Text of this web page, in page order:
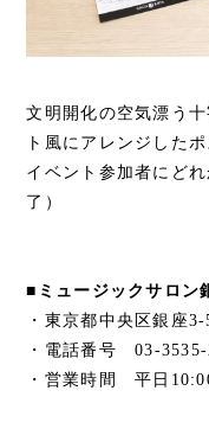
文明開化の空気漂う
ト風にアレンジした
イベント参加者にど
了）
■ミュージックサロン
・東京都中央区銀座
・電話番号 03-3535-
・営業時間 平日